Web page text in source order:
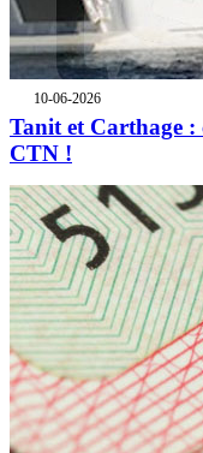
10-06-2026
Tanit et Carthage :
CTN !